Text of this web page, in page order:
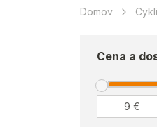
Domov
Cena a